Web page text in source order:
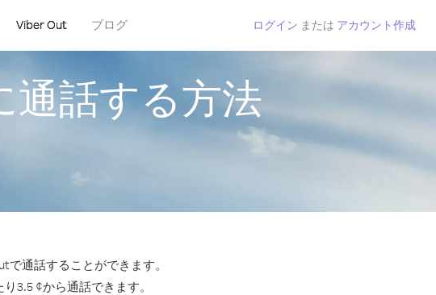
Viber Out ブログ ログイン または アカウント作成
通話する方法
通話することができます。
3.5 ¢から通話できます。